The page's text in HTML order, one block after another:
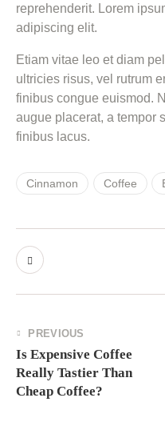
reprehenderit. Lorem
adipiscing elit.
Etiam vitae leo et diam
ultricies risus, vel rutrum
finibus congue euismod.
augue placerat, a tempor
finibus lacus.
Cinnamon Coffee
PREVIOUS
Is Expensive Coffee
Really Tastier Than
Cheap Coffee?